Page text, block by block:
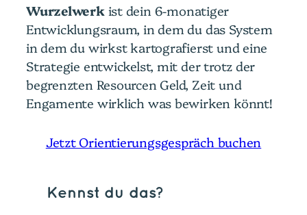
Wurzelwerkist dein 6-monatiger
Entwicklungsraum, in dem du das System
in dem du wirkst kartografierst und eine
Strategie entwickelst, mit der trotz der
begrenzten Resourcen Geld, Zeit und
Engamente wirklich was bewirken könnt!
Jetzt Orientierungsgespräch buchen
Kennst du das?